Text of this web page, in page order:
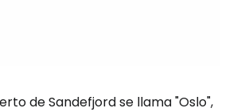
de Sandefjord se llama "Oslo",